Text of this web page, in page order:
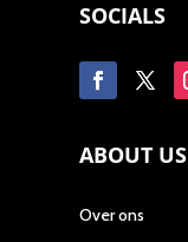
SOCIALS
ABOUT US
Over ons